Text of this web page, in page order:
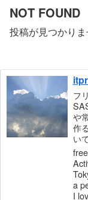
NOT FOUND
投稿が見つかりま
フ
や
作
い
a
I